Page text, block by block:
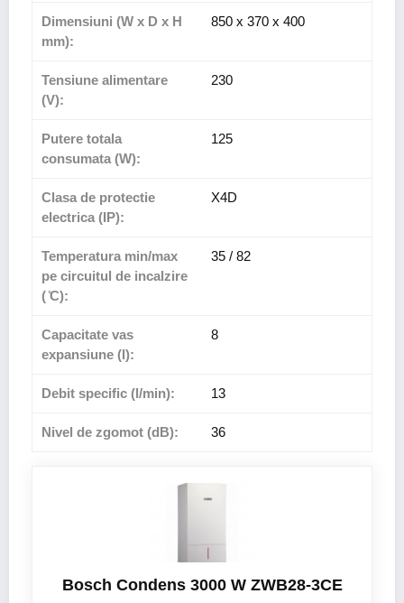
Dimensiuni (W x D x H
mm):
850 x 370 x 400
Tensiune alimentare
(V):
230
Putere totala
consumata (W):
125
Clasa de protectie
electrica (IP):
X4D
Temperatura min/max
pe circuitul de incalzire
( ̊C):
35 / 82
Capacitate vas
expansiune (l):
8
Debit specific (l/min): 13
Nivel de zgomot (dB): 36
Bosch Condens 3000 W ZWB28-3CE